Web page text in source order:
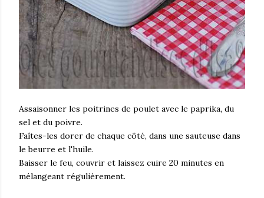
Assaisonner les poitrines de poulet avec le paprika, du
sel et du poivre.
Faîtes-les dorer de chaque côté, dans une sauteuse dans
le beurre et l'huile.
Baisser le feu, couvrir et laissez cuire 20 minutes en
mélangeant régulièrement.